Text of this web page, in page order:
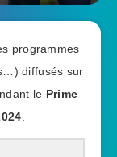
programmes
diffusés sur
le Prime